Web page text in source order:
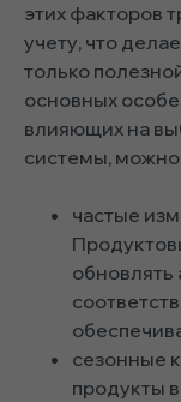
этих факторов
учету, что
только
основных
влияющих на
системы,
частые
обновлять
сезонные
продукты